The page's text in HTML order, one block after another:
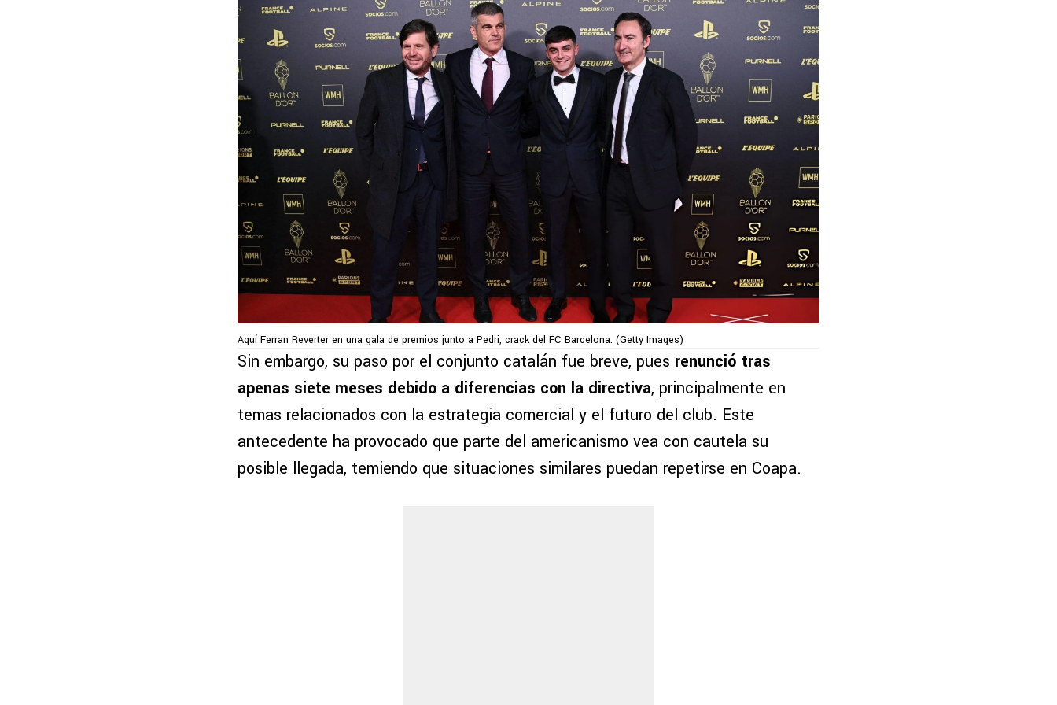
Aquí Ferran Reverter en una gala de premios junto a Pedri, crack del FC Barcelona. (Getty Images)
Sin embargo, su paso por el conjunto catalán fue breve, pues renunció tras
apenas siete meses debido a diferencias con la directiva, principalmente en
temas relacionados con la estrategia comercial y el futuro del club. Este
antecedente ha provocado que parte del americanismo vea con cautela su
posible llegada, temiendo que situaciones similares puedan repetirse en Coapa.